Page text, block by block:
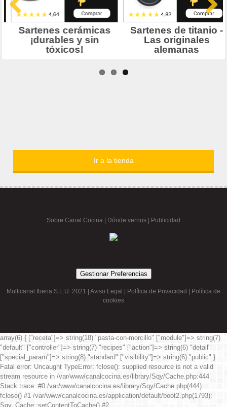
Ir a la tienda
Sobre Canal Cocina Dónde vernos | Publicidad
Gestionar Preferencias
Multicanal Iberia S.L.U. 2021 | Aviso Legal Política de Privacidad
Política de
cookies
array(6) { ["receta"]=> string(18) "pasta-con-morcillo" ["module"]=> string(7)
"default" ["controller"]=> string(7) "recipes" ["action"]=> string(6) "detail"
["special_param"]=> string(8) "standard" ["visibility"]=> string(6) "public" }
Fatal error: Uncaught TypeError: fclose(): supplied resource is not a valid
stream resource in /var/www/canalcocina.es/library/Sqy/Cache.php:444
Stack trace: #0 /var/www/canalcocina.es/library/Sqy/Cache.php(444):
fclose() #1 /var/www/canalcocina.es/application/default/boot2.php(1793):
Sqy_Cache::setContentToCache() #2